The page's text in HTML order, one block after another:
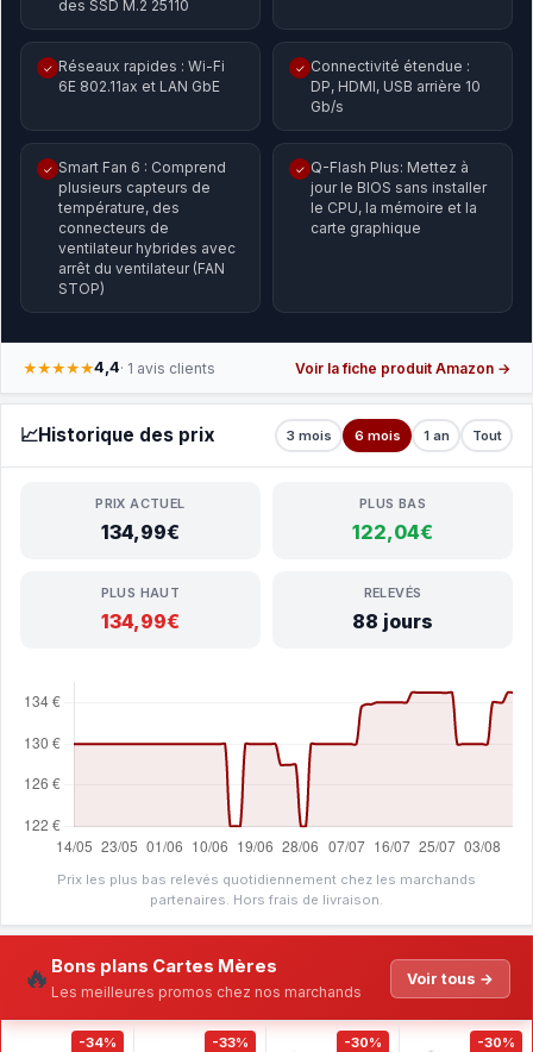
des SSD M.2 25110
✓ Réseaux rapides : Wi-Fi
6E 802.11ax et LAN GbE
✓ Connectivité étendue :
DP, HDMI, USB arrière 10
Gb/s
✓ Smart Fan 6 : Comprend
plusieurs capteurs de
température, des
connecteurs de
ventilateur hybrides avec
arrêt du ventilateur (FAN
STOP)
✓ Q-Flash Plus: Mettez à
jour le BIOS sans installer
le CPU, la mémoire et la
carte graphique
★★★★★4,4· 1 avis clients Voir la fiche produit Amazon →
📈Historique des prix 3 mois 6 mois 1 an Tout
PRIX ACTUEL
134,99€
PLUS BAS
122,04€
PLUS HAUT
134,99€
RELEVÉS
88 jours
Prix les plus bas relevés quotidiennement chez les marchands
partenaires. Hors frais de livraison.
🔥 Bons plans Cartes Mères
Les meilleures promos chez nos marchands
Voir tous →
-34% -33% -30% -30%